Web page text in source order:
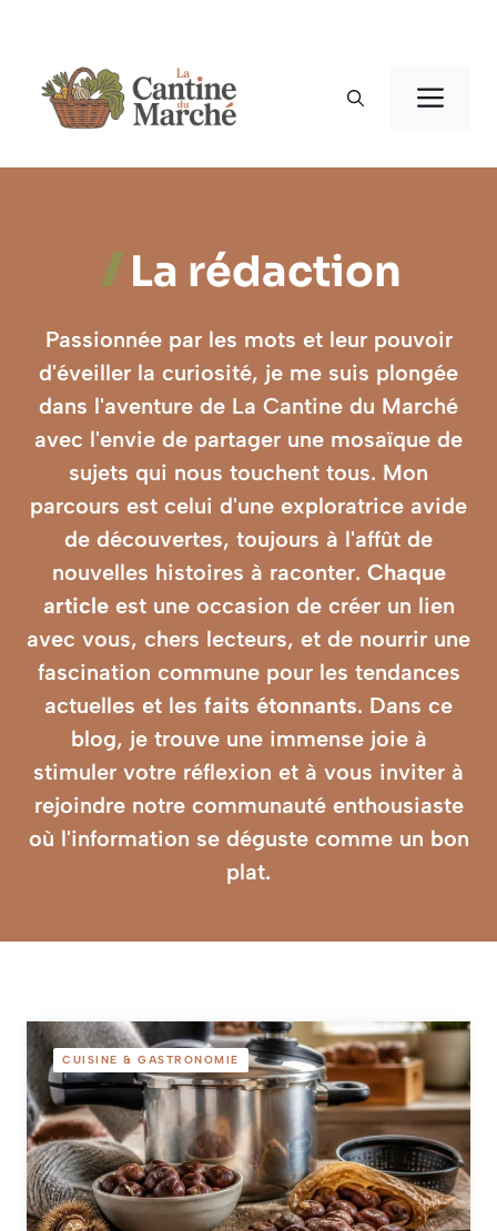
contenu
La rédaction
Passionnée par les mots et leur pouvoir
d'éveiller la curiosité, je me suis plongée
dans l'aventure de La Cantine du Marché
avec l'envie de partager une mosaïque de
sujets qui nous touchent tous. Mon
parcours est celui d'une exploratrice avide
de découvertes, toujours à l'affût de
nouvelles histoires à raconter. Chaque
articleest une occasion de créer un lien
avec vous, chers lecteurs, et de nourrir une
fascination commune pour les tendances
actuelles et les faits étonnants. Dans ce
blog, je trouve une immense joie à
stimuler votre réflexion et à vous inviter à
rejoindre notre communauté enthousiaste
où l'information se déguste comme un bon
plat.
CUISINE & GASTRONOMIE